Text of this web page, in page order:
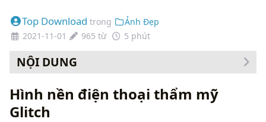
Top Download trong
Ảnh Đẹp
2021-11-01
965 từ 5 phút
NỘI DUNG
Hình nền điện thoại thẩm mỹ
Glitch